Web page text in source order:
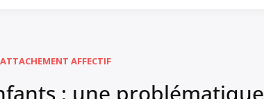
AFFECTIF
: une problématique